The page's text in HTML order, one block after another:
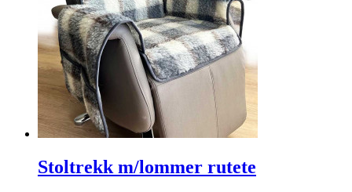
Stoltrekk m/lommer rutete